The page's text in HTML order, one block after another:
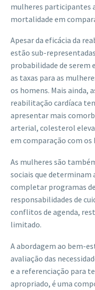
mulheres participantes
mortalidade em
Apesar da eficácia da
estão sub-
probabilidade de serem
as taxas para as
os homens. Mais ainda,
reabilitação cardíaca
apresentar mais
arterial, colesterol
em comparação com os
As mulheres são
sociais que determinam
completar programas
responsabilidades de
conflitos de agenda,
limitado.
A abordagem ao bem-
avaliação das
e a referenciação para
apropriado, é uma